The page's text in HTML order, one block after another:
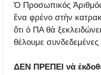
Ὁ Προσωπικός Ἀριθμός
ἕνα φρένο στὴν
ὅτι ὁ ΠΑ θὰ
θέλουμε
ΔΕΝ ΠΡΕΠΕΙ νὰ